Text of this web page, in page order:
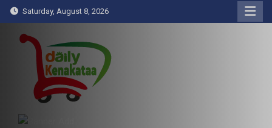
Skip
to
content
Saturday, August 8, 2026
Daily Kenakataa
Essential Product Videos